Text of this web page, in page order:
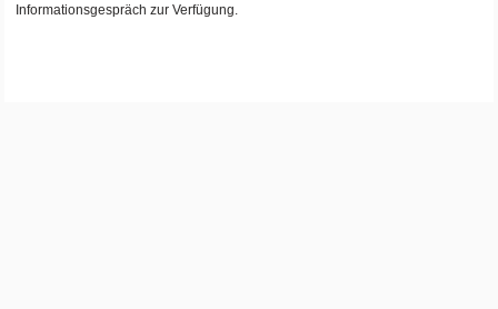
Informationsgespräch zur Verfügung.